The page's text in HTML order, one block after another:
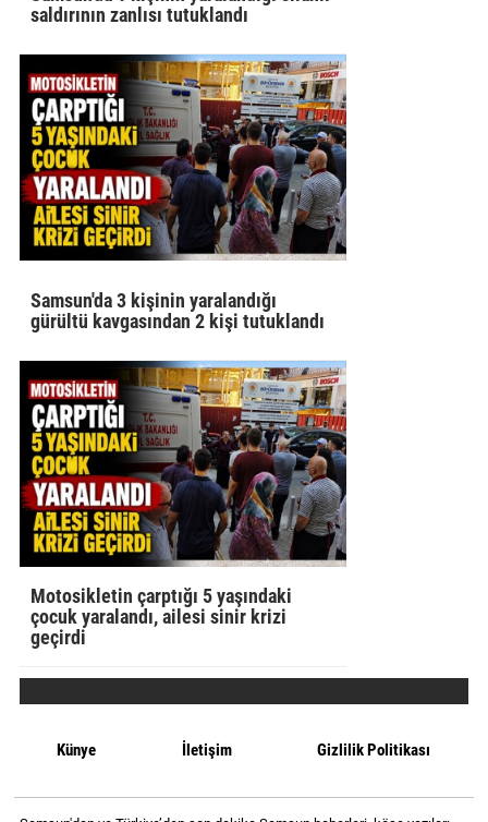
saldırının zanlısı tutuklandı
Samsun'da 3 kişinin yaralandığı
gürültü kavgasından 2 kişi tutuklandı
Motosikletin çarptığı 5 yaşındaki
çocuk yaralandı, ailesi sinir krizi
geçirdi
Künye İletişim Gizlilik Politikası